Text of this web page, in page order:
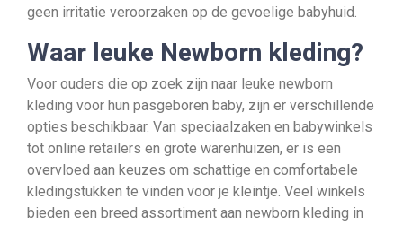
geen irritatie veroorzaken op de gevoelige babyhuid.
Waar leuke Newborn kleding?
Voor ouders die op zoek zijn naar leuke newborn
kleding voor hun pasgeboren baby, zijn er verschillende
opties beschikbaar. Van speciaalzaken en babywinkels
tot online retailers en grote warenhuizen, er is een
overvloed aan keuzes om schattige en comfortabele
kledingstukken te vinden voor je kleintje. Veel winkels
bieden een breed assortiment aan newborn kleding in